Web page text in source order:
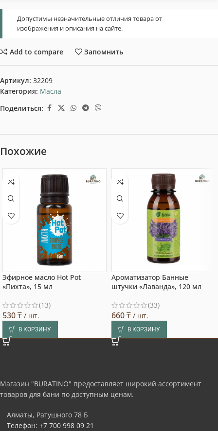
Допустимы незначительные отличия товара от
изображения и описания на сайте.
Add to compare Запомнить
Артикул: 32209
Категория: Масла
Поделиться:
Похожие
Эфирное масло Hot Pot
«Пихта», 15 мл
(13)
530₸ / шт.
В КОРЗИНУ
Ароматизатор Банные
штучки «Лаванда», 120 мл
(33)
660₸ / шт.
В КОРЗИНУ
Магазин "BURATINO" предоставляет широкий ассортимент
товаров для бани по доступным ценам.
Алматы, Ратушного 78 Б
Телефон: +7 700 998 09 21